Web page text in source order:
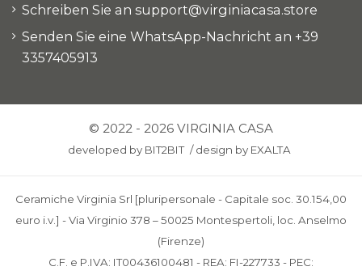
Schreiben Sie an support@virginiacasa.store
Senden Sie eine WhatsApp-Nachricht an +39
3357405913
© 2022 - 2026 VIRGINIA CASA
developed by BIT2BIT /design by EXALTA
Ceramiche Virginia Srl [pluripersonale - Capitale soc. 30.154,00
euro i.v.] - Via Virginio 378 – 50025 Montespertoli, loc. Anselmo
(Firenze)
C.F. e P.IVA: IT00436100481 - REA: FI-227733 - PEC: